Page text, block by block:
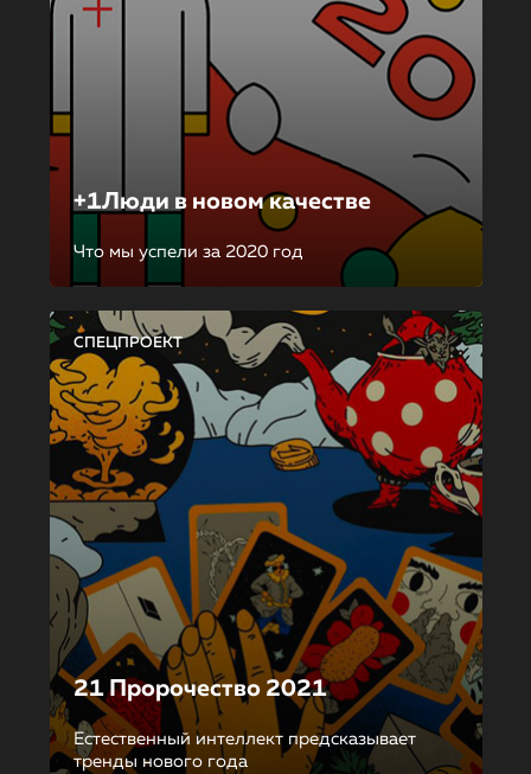
+1Люди в новом качестве
Что мы успели за 2020 год
СПЕЦПРОЕКТ
21 Пророчество 2021
Естественный интеллект предсказывает
тренды нового года